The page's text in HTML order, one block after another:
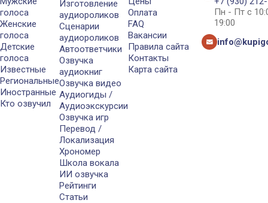
голоса
Женские
голоса
Детские
голоса
Известные
Региональные
Иностранные
Кто озвучил
Изготовление
аудиороликов
Сценарии
аудиороликов
Автоответчики
Озвучка
аудиокниг
Озвучка видео
Аудиогиды /
Аудиоэкскурсии
Озвучка игр
Перевод /
Локализация
Хрономер
Школа вокала
ИИ озвучка
Рейтинги
Статьи
Оплата
FAQ
Вакансии
Правила сайта
Контакты
Карта сайта
Пн - Пт с
19:00